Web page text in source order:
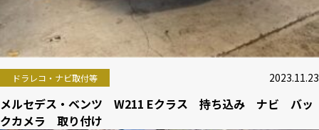
ドラレコ・ナビ取付等 2023.11.23
メルセデス・ベンツ W211 Eクラス 持ち込み ナビ バッ
クカメラ 取り付け